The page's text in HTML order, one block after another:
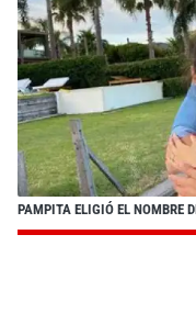
PAMPITA ELIGIÓ EL NOMBRE